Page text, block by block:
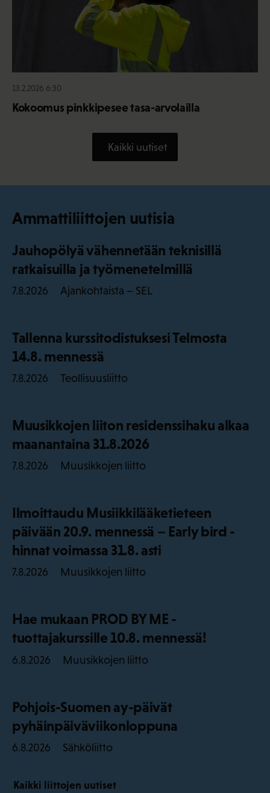
13.2.2026 6:30
Kokoomus pinkkipesee tasa-arvolailla
Kaikki uutiset
Ammattiliittojen uutisia
Jauhopölyä vähennetään teknisillä
ratkaisuilla ja työmenetelmillä
7.8.2026 Ajankohtaista – SEL
Tallenna kurssitodistuksesi Telmosta
14.8. mennessä
7.8.2026 Teollisuusliitto
Muusikkojen liiton residenssihaku alkaa
maanantaina 31.8.2026
7.8.2026 Muusikkojen liitto
Ilmoittaudu Musiikkilääketieteen
päivään 20.9. mennessä – Early bird -
hinnat voimassa 31.8. asti
7.8.2026 Muusikkojen liitto
Hae mukaan PROD BY ME -
tuottajakurssille 10.8. mennessä!
6.8.2026 Muusikkojen liitto
Pohjois-Suomen ay-päivät
pyhäinpäiväviikonloppuna
6.8.2026 Sähköliitto
Kaikki liittojen uutiset